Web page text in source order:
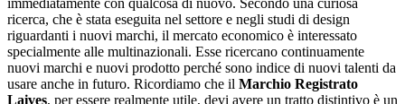
immediatamente con qualcosa di nuovo. Secondo una curiosa
ricerca, che è stata eseguita nel settore e negli studi di design
riguardanti i nuovi marchi, il mercato economico è interessato
specialmente alle multinazionali. Esse ricercano continuamente
nuovi marchi e nuovi prodotto perché sono indice di nuovi talenti da
usare anche in futuro. Ricordiamo che il Marchio Registrato
Laives, per essere realmente utile, devi avere un tratto distintivo è un